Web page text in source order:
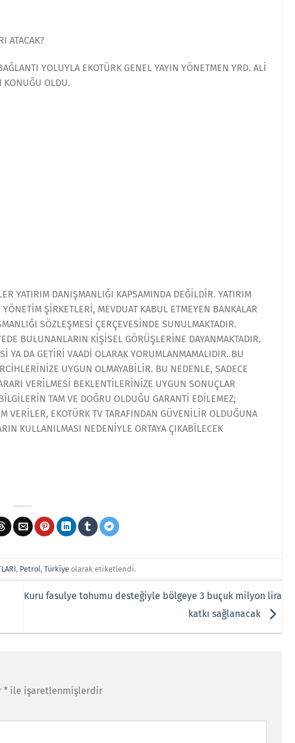
ATACAK?
YOLUYLA EKOTÜRK GENEL YAYIN YÖNETMEN YRD. ALİ
KONUĞU OLDU.
YATIRIM DANIŞMANLIĞI KAPSAMINDA DEĞİLDİR. YATIRIM
ŞİRKETLERİ, MEVDUAT KABUL ETMEYEN BANKALAR
SÖZLEŞMESİ ÇERÇEVESİNDE SUNULMAKTADIR.
BULUNANLARIN KİŞİSEL GÖRÜŞLERİNE DAYANMAKTADIR.
YA DA GETİRİ VAADİ OLARAK YORUMLANMAMALIDIR. BU
UYGUN OLMAYABİLİR. BU NEDENLE, SADECE
VERİLMESİ BEKLENTİLERİNİZE UYGUN SONUÇLAR
TAM VE DOĞRU OLDUĞU GARANTİ EDİLEMEZ;
VERİLER, EKOTÜRK TV TARAFINDAN GÜVENİLİR OLDUĞUNA
KULLANILMASI NEDENİYLE ORTAYA ÇIKABİLECEK
, Petrol,Türkiye olarak etiketlendi.
Kuru fasulye tohumu desteğiyle bölgeye 3 buçuk milyon lira
katkı sağlanacak
* ile işaretlenmişlerdir